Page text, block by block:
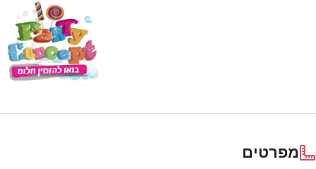
מפרטים